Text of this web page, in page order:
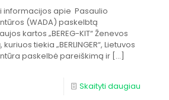
informacijos apie Pasaulio
(WADA) paskelbtą
kartos „BEREG-KIT“ Ženevos
tiekia „BERLINGER“, Lietuvos
paskelbė pareiškimą ir […]
Skaityti daugiau